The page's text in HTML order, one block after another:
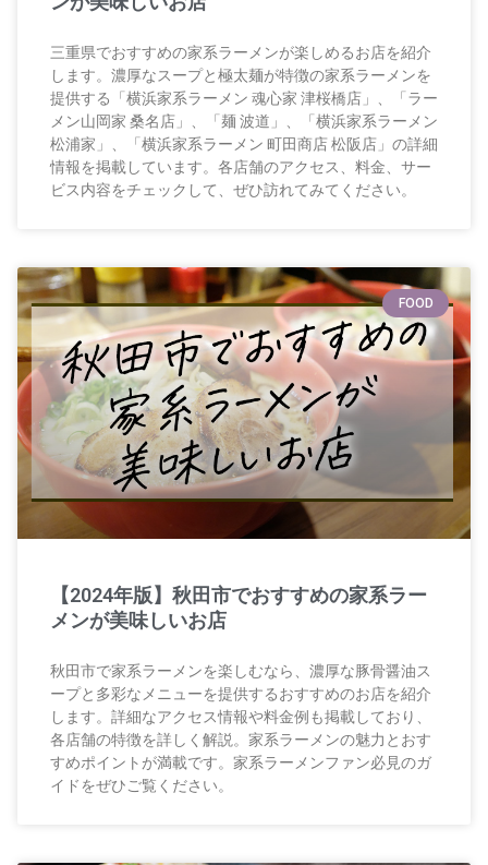
三重県でおすすめの家系ラーメンが楽しめるお店を紹介
します。濃厚なスープと極太麺が特徴の家系ラーメンを
提供する「横浜家系ラーメン 魂心家 津桜橋店」、「ラー
メン山岡家 桑名店」、「麺 波道」、「横浜家系ラーメン
松浦家」、「横浜家系ラーメン 町田商店 松阪店」の詳細
情報を掲載しています。各店舗のアクセス、料金、サー
ビス内容をチェックして、ぜひ訪れてみてください。
FOOD
【2024年版】秋田市でおすすめの家系ラー
メンが美味しいお店
秋田市で家系ラーメンを楽しむなら、濃厚な豚骨醤油ス
ープと多彩なメニューを提供するおすすめのお店を紹介
します。詳細なアクセス情報や料金例も掲載しており、
各店舗の特徴を詳しく解説。家系ラーメンの魅力とおす
すめポイントが満載です。家系ラーメンファン必見のガ
イドをぜひご覧ください。